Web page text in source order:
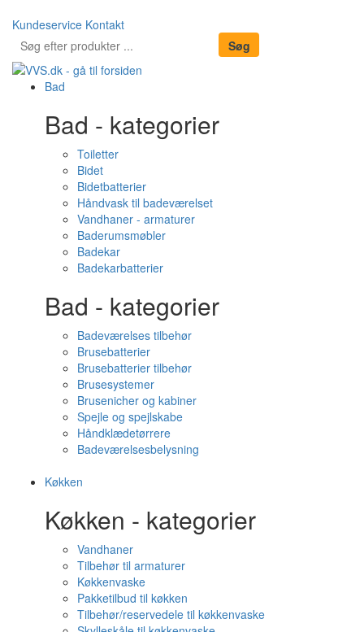
Kundeservice Kontakt
Bad
Bad - kategorier
Toiletter
Bidet
Bidetbatterier
Håndvask til badeværelset
Vandhaner - armaturer
Baderumsmøbler
Badekar
Badekarbatterier
Bad - kategorier
Badeværelses tilbehør
Brusebatterier
Brusebatterier tilbehør
Brusesystemer
Brusenicher og kabiner
Spejle og spejlskabe
Håndklædetørrere
Badeværelsesbelysning
Køkken
Køkken - kategorier
Vandhaner
Tilbehør til armaturer
Køkkenvaske
Pakketilbud til køkken
Tilbehør/reservedele til køkkenvaske